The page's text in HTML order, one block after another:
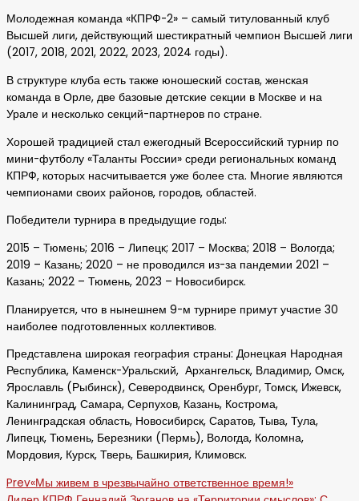
Молодежная команда «КПРФ-2» – самый титулованный клуб
Высшей лиги, действующий шестикратный чемпион Высшей лиги
(2017, 2018, 2021, 2022, 2023, 2024 годы).
В структуре клуба есть также юношеский состав, женская
команда в Орле, две базовые детские секции в Москве и на
Урале и несколько секций-партнеров по стране.
Хорошей традицией стал ежегодный Всероссийский турнир по
мини-футболу «Таланты России» среди региональных команд
КПРФ, которых насчитывается уже более ста. Многие являются
чемпионами своих районов, городов, областей.
Победители турнира в предыдущие годы:
2015 – Тюмень; 2016 – Липецк; 2017 – Москва; 2018 – Вологда;
2019 – Казань; 2020 – не проводился из-за пандемии 2021 –
Казань; 2022 – Тюмень, 2023 – Новосибирск.
Планируется, что в нынешнем 9-м турнире примут участие 30
наиболее подготовленных коллективов.
Представлена широкая география страны: Донецкая Народная
Республика, Каменск-Уральский, Архангельск, Владимир, Омск,
Ярославль (Рыбинск), Северодвинск, Оренбург, Томск, Ижевск,
Калининград, Самара, Серпухов, Казань, Кострома,
Ленинградская область, Новосибирск, Саратов, Тыва, Тула,
Липецк, Тюмень, Березники (Пермь), Вологда, Коломна,
Мордовия, Курск, Тверь, Башкирия, Климовск.
Prev«Мы живем в чрезвычайно ответственное время!»